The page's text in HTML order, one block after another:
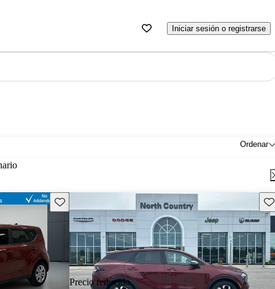
Iniciar sesión o registrarse
Ordenar
Guarda este Aviso
Precio reducido